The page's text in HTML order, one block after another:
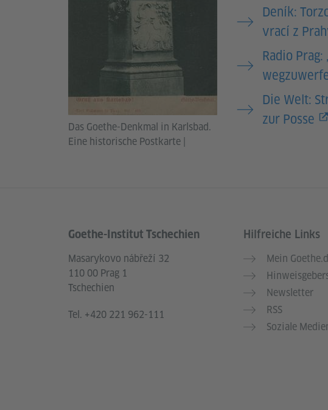
Das Goethe-Denkmal in Karlsbad.
Eine historische Postkarte
Deník:
vrací z
Radio Prag:
Die Welt:
zur Posse
Service- und Informationsbereich
Goethe-Institut Tschechien
Masarykovo nábřeží 32
110 00 Prag 1
Tschechien
Tel. +420 221 962-111
Hilfreiche Links
Mein
Newsletter
RSS
Soziale